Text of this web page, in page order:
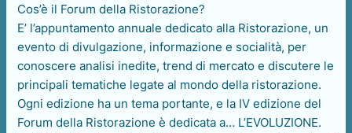
Cos’è il Forum della Ristorazione?
E’ l’appuntamento annuale dedicato alla Ristorazione, un
evento di divulgazione, informazione e socialità, per
conoscere analisi inedite, trend di mercato e discutere le
principali tematiche legate al mondo della ristorazione.
Ogni edizione ha un tema portante, e la IV edizione del
Forum della Ristorazione è dedicata a… L’EVOLUZIONE.